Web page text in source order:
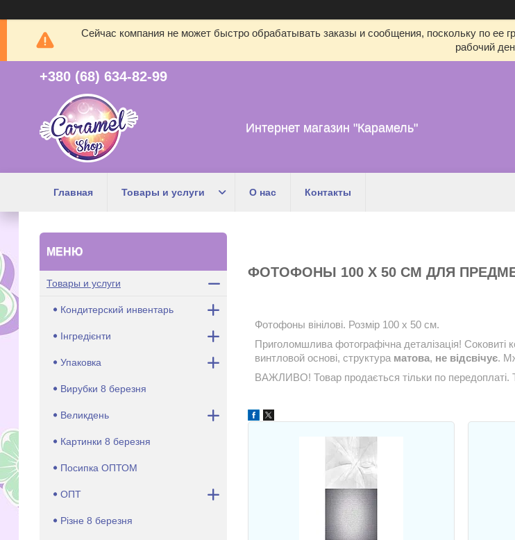
Сейчас компания не может быстро обрабатывать заказы и сообщения, поскольку по
рабочий
+380 (68) 634-82-99
Интернет магазин "Карамель"
Главная Товары и услуги О нас Контакты
ФОТОФОНЫ 100 Х 50 СМ ДЛЯ
Фотофоны вінілові. Розмір 100 х 50 см.
Приголомшлива фотографічна деталізація!
винтловой основі, структура матова, не відсвічує.
ВАЖЛИВО! Товар продається тільки по передоплаті.
Товары и услуги
Кондитерский инвентарь
Інгредієнти
Упаковка
Вирубки 8 березня
Великдень
Картинки 8 березня
Посипка ОПТОМ
ОПТ
Різне 8 березня